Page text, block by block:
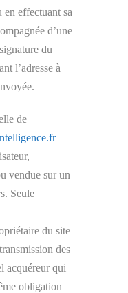
effectuant sa
d’une
du
l’adresse à
de
vendue sur un
Seule
du site
des
acquéreur qui
obligation